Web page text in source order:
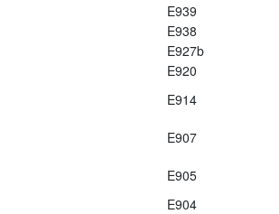
E939
E938
E927b
E920
E914
E907
E905
E904